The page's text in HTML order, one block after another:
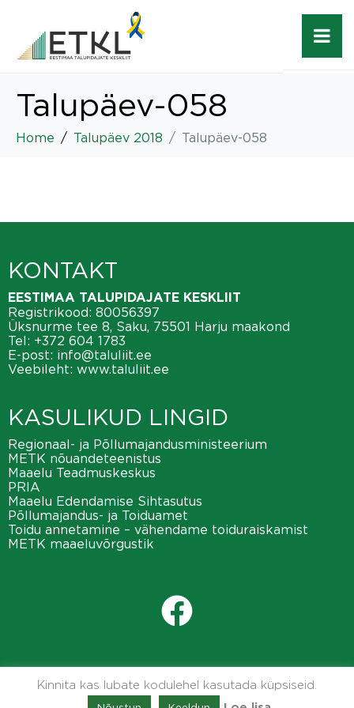
Talupäev-058
Home Talupäev 2018 Talupäev-058
KONTAKT
EESTIMAA TALUPIDAJATE KESKLIIT
Registrikood: 80056397
Üksnurme tee 8, Saku, 75501 Harju maakond
Tel: +372 604 1783
E-post: info@taluliit.ee
Veebileht: www.taluliit.ee
KASULIKUD LINGID
Regionaal- ja Põllumajandusministeerium
METK nõuandeteenistus
Maaelu Teadmuskeskus
PRIA
Maaelu Edendamise Sihtasutus
Põllumajandus- ja Toiduamet
Toidu annetamine – vähendame toiduraiskamist
METK maaeluvõrgustik
Kinnita kas lubate kodulehel kasutada küpsiseid.